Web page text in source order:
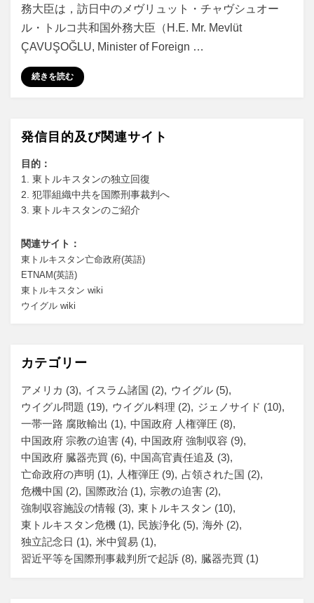
務大臣は，訪日中のメヴリュット・チャヴシュオー
ル・トルコ共和国外務大臣（H.E. Mr. Mevlüt
ÇAVUŞOĞLU, Minister of Foreign …
続きを読む
発信目的及び関連サイト
目的：
1. 東トルキスタンの独立回復
2. 犯罪組織中共を国際刑事裁判へ
3. 東トルキスタンのご紹介
関連サイト：
東トルキスタン亡命政府(英語)
ETNAM(英語)
東トルキスタン wiki
ウイグル wiki
カテゴリー
アメリカ (3) イスラム諸国 (2) ウイグル (5)
ウイグル問題 (19) ウイグル料理 (2) ジェノサイド (10)
一帯一路 腐敗輸出 (1) 中国政府 人権弾圧 (8)
中国政府 宗教の迫害 (4) 中国政府 強制収容 (9)
中国政府 臓器売買 (6) 中国高官責任追及 (3)
亡命政府の声明 (1) 人権弾圧 (9) 占領された国 (2)
危機中国 (2) 国際政治 (1) 宗教の迫害 (2)
強制収容施設の情報 (3) 東トルキスタン (10)
東トルキスタン危機 (1) 民族浄化 (5) 海外 (2)
独立記念日 (1) 米中貿易 (1)
習近平等を国際刑事裁判所で起訴 (8) 臓器売買 (1)